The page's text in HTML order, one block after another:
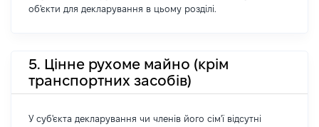
об'єкти для декларування в цьому розділі.
5. Цінне рухоме майно (крім
транспортних засобів)
У суб'єкта декларування чи членів його сім'ї відсутні